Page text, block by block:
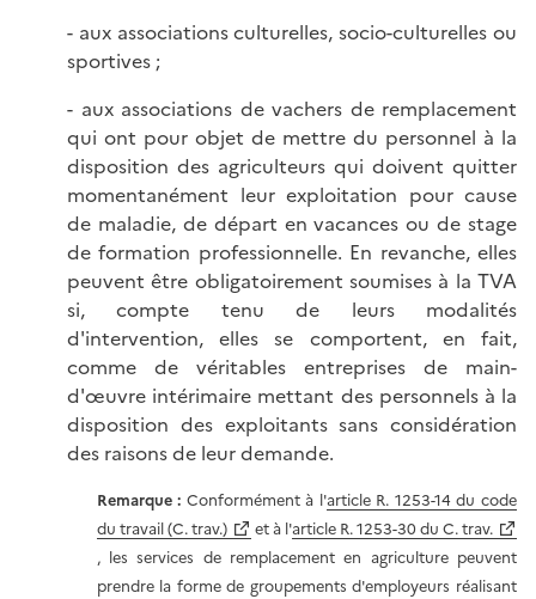
- aux associations culturelles, socio-culturelles ou
sportives ;
- aux associations de vachers de remplacement
qui ont pour objet de mettre du personnel à la
disposition des agriculteurs qui doivent quitter
momentanément leur exploitation pour cause
de maladie, de départ en vacances ou de stage
de formation professionnelle. En revanche, elles
peuvent être obligatoirement soumises à la TVA
si, compte tenu de leurs modalités
d'intervention, elles se comportent, en fait,
comme de véritables entreprises de main-
d'œuvre intérimaire mettant des personnels à la
disposition des exploitants sans considération
des raisons de leur demande.
Remarque : Conformément à l'article R. 1253-14 du code
du travail (C. trav.)
et à l'article R. 1253-30 du C. trav.
, les services de remplacement en agriculture peuvent
prendre la forme de groupements d'employeurs réalisant